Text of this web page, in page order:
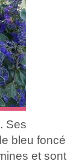
Ses
bleu foncé
et sont